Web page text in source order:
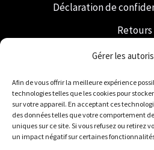
Gérer les
Afin de vous offrir la meilleure expérience
technologies telles que les cookies pour
sur votre appareil. En acceptant ces
des données telles que votre comportement
uniques sur ce site. Si vous refusez ou retirez
un impact négatif sur certaines
Déclaration de
Retours
Expédition et
Franc-
Regalia